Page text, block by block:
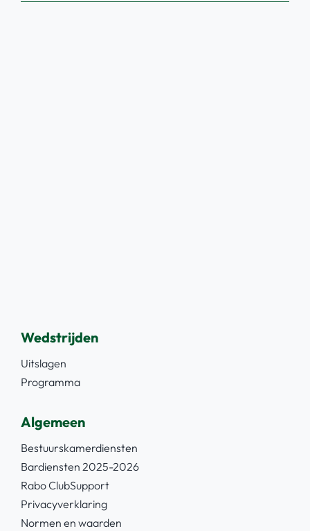
Wedstrijden
Uitslagen
Programma
Algemeen
Bestuurskamerdiensten
Bardiensten 2025-2026
Rabo ClubSupport
Privacyverklaring
Normen en waarden